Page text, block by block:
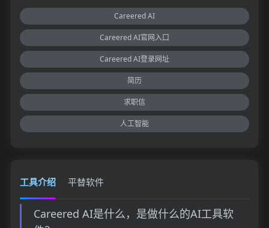
Careered AI
Careered AI官网入口
Careered AI登录网址
简历
求职信
人工智能
工具介绍 平替软件
Careered AI是什么，是做什么的AI工具软